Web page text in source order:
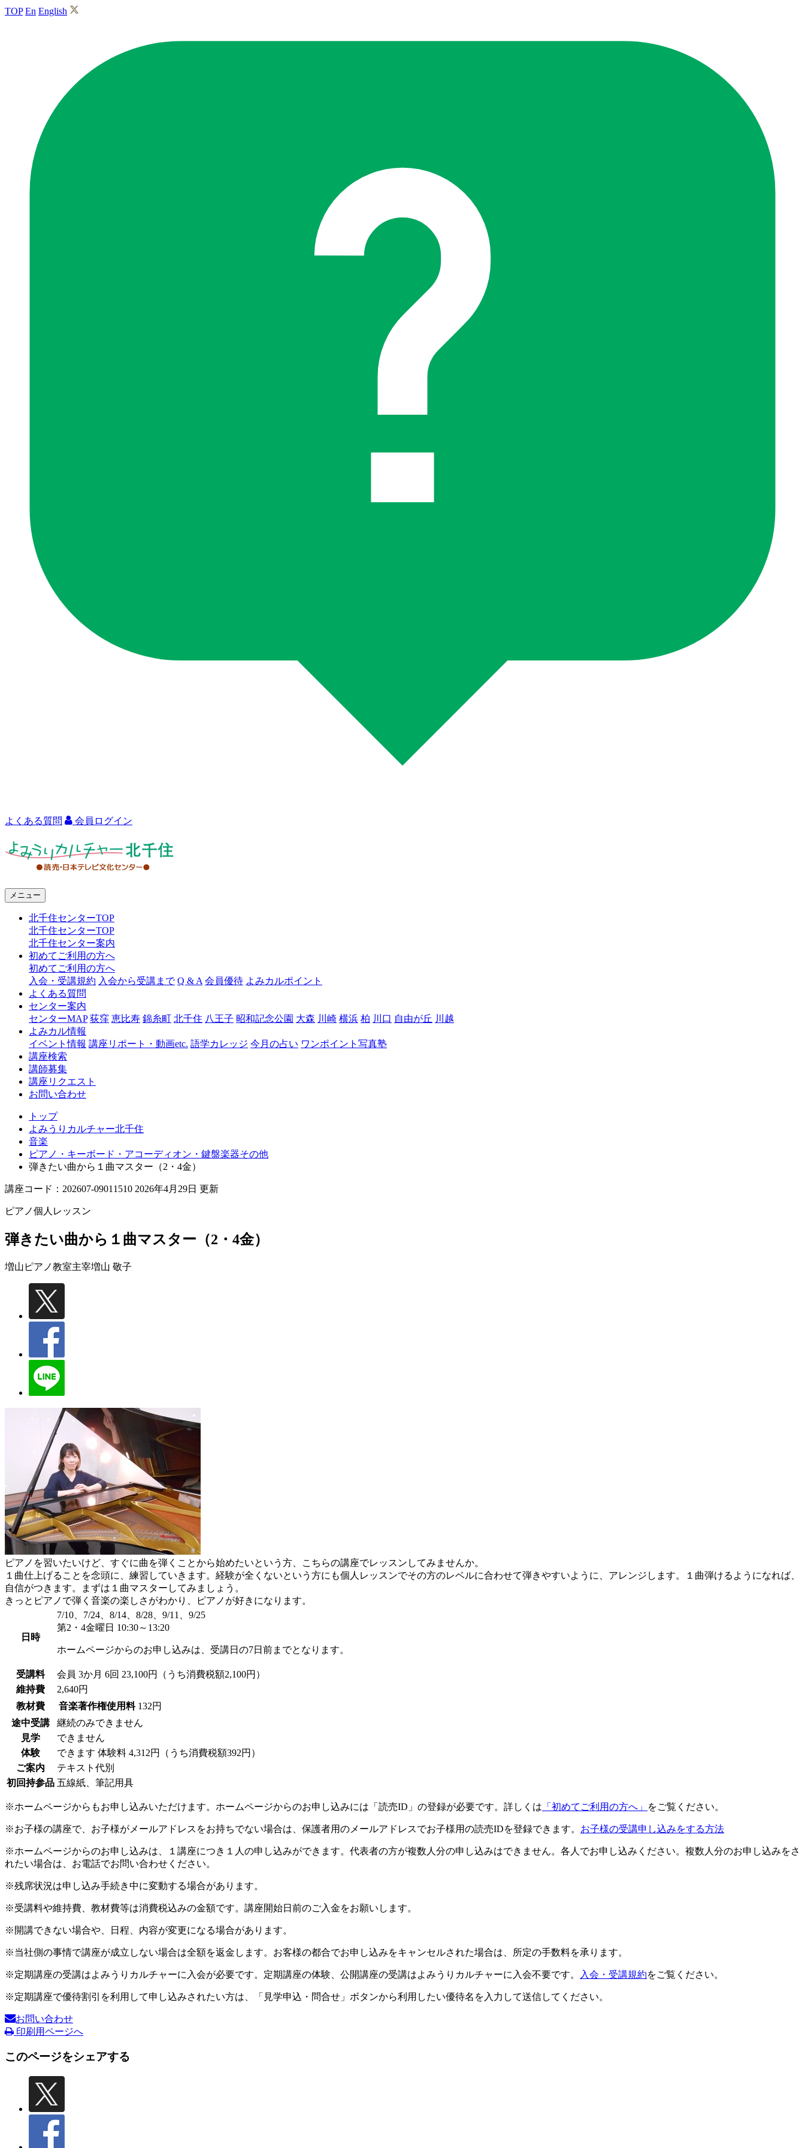
TOP En English
よくある質問 会員ログイン
ャ
北
千
メニュー
北千住センターTOP
北千住センターTOP
北千住センター案内
初めてご利用の方へ
初めてご利用の方へ
入会・受講規約 入会から受講まで Q & A 会員優待 よみカルポイント
よくある質問
センター案内
センターMAP 荻窪 恵比寿 錦糸町 北千住 八王子 昭和記念公園 大森 川崎 横浜 柏 川口 自由が丘 川越
よみカル情報
イベント情報 講座リポート・動画etc. 語学カレッジ 今月の占い ワンポイント写真塾
講座検索
講師募集
講座リクエスト
お問い合わせ
トップ
よみうりカルチャー北千住
音楽
ピアノ・キーボード・アコーディオン・鍵盤楽器その他
弾きたい曲から１曲マスター（2・4金）
講座コード：202607-09011510 2026年4月29日 更新
ピアノ個人レッスン
弾きたい曲から１曲マスター（2・4金）
増山ピアノ教室主宰増山 敬子
ピアノを習いたいけど、すぐに曲を弾くことから始めたいという方、こちらの講座でレッスンしてみませんか。
１曲仕上げることを念頭に、練習していきます。経験が全くないという方にも個人レッスンでその方のレベルに合わせて弾きやすいように、アレンジします。１曲弾けるようになれば、
自信がつきます。まずは１曲マスターしてみましょう。
きっとピアノで弾く音楽の楽しさがわかり、ピアノが好きになります。
日時
7/10、7/24、8/14、8/28、9/11、9/25
第2・4金曜日 10:30～13:20
ホームページからのお申し込みは、受講日の7日前までとなります。
受講料 会員 3か月 6回 23,100円（うち消費税額2,100円）
維持費
2,640円
教材費
音楽著作権使用料 132円
途中受講
継続のみできません
見学
できません
体験
できます 体験料 4,312円（うち消費税額392円）
ご案内
テキスト代別
初回持参品 五線紙、筆記用具
※ホームページからもお申し込みいただけます。ホームページからのお申し込みには「読売ID」の登録が必要です。詳しくは 「初めてご利用の方へ」 をご覧ください。
※お子様の講座で、お子様がメールアドレスをお持ちでない場合は、保護者用のメールアドレスでお子様用の読売IDを登録できます。 お子様の受講申し込みをする方法
※ホームページからのお申し込みは、１講座につき１人の申し込みができます。代表者の方が複数人分の申し込みはできません。各人でお申し込みください。複数人分のお申し込みをさ
れたい場合は、お電話でお問い合わせください。
※残席状況は申し込み手続き中に変動する場合があります。
※受講料や維持費、教材費等は消費税込みの金額です。講座開始日前のご入金をお願いします。
※開講できない場合や、日程、内容が変更になる場合があります。
※当社側の事情で講座が成立しない場合は全額を返金します。お客様の都合でお申し込みをキャンセルされた場合は、所定の手数料を承ります。
※定期講座の受講はよみうりカルチャーに入会が必要です。定期講座の体験、公開講座の受講はよみうりカルチャーに入会不要です。 入会・受講規約をご覧ください。
※定期講座で優待割引を利用して申し込みされたい方は、「見学申込・問合せ」ボタンから利用したい優待名を入力して送信してください。
お問い合わせ
印刷用ページへ
このページをシェアする